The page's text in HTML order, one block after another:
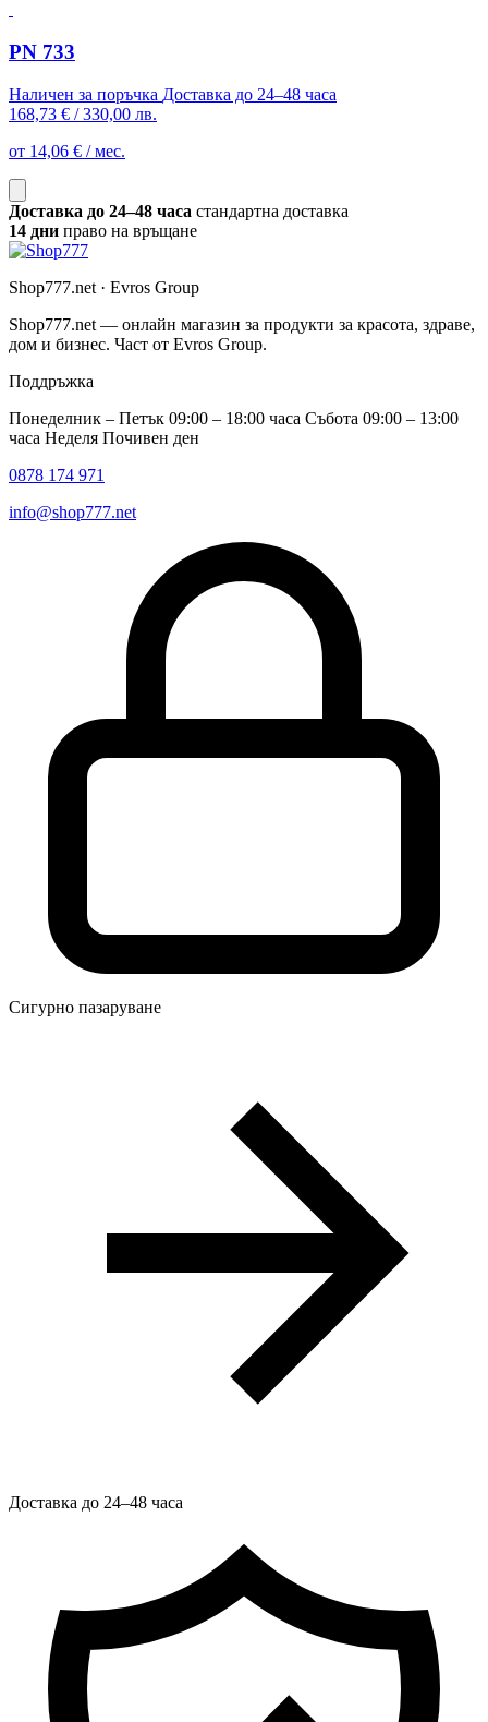
PN 733
Наличен за поръчка Доставка до 24–48 часа
168,73 € / 330,00 лв.
от 14,06 € / мес.
Доставка до 24–48 часа стандартна доставка
14 дни право на връщане
Shop777.net · Evros Group
Shop777.net — онлайн магазин за продукти за красота, здраве,
дом и бизнес. Част от Evros Group.
Поддръжка
Понеделник – Петък 09:00 – 18:00 часа Събота 09:00 – 13:00
часа Неделя Почивен ден
0878 174 971
info@shop777.net
Сигурно пазаруване
Доставка до 24–48 часа